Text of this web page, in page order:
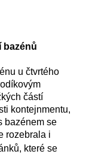
bazénů
u čtvrtého
částí
kontejnmentu,
bazénem se
rozebrala i
které se